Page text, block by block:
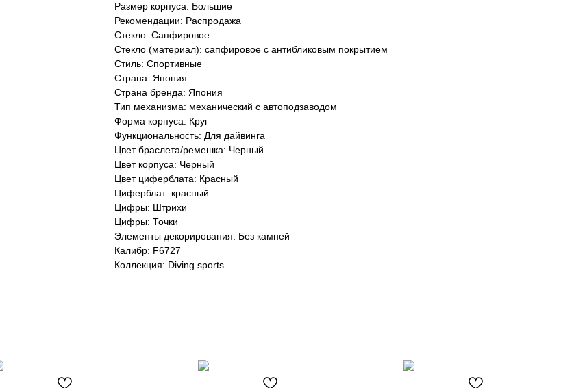
Размер корпуса: Большие
Рекомендации: Распродажа
Стекло: Сапфировое
Стекло (материал): сапфировое с антибликовым покрытием
Стиль: Спортивные
Страна: Япония
Страна бренда: Япония
Тип механизма: механический с автоподзаводом
Форма корпуса: Круг
Функциональность: Для дайвинга
Цвет браслета/ремешка: Черный
Цвет корпуса: Черный
Цвет циферблата: Красный
Циферблат: красный
Цифры: Штрихи
Цифры: Точки
Элементы декорирования: Без камней
Калибр: F6727
Коллекция: Diving sports